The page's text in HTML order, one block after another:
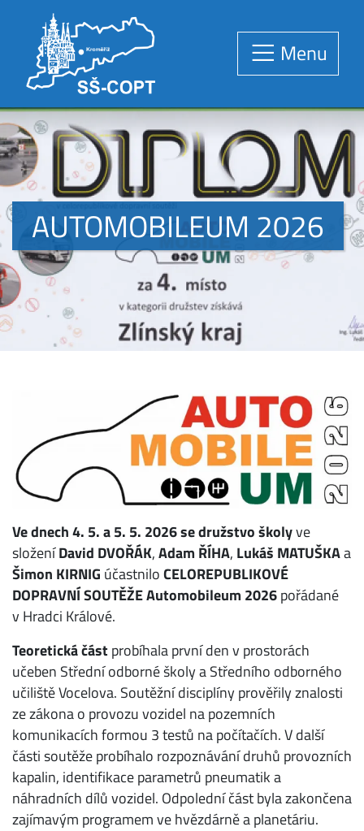
Menu
AUTOMOBILEUM 2026
Ve dnech 4. 5. a 5. 5. 2026 se družstvo školyve
složeníDavid DVOŘÁK,Adam ŘÍHA, Lukáš MATUŠKAa
Šimon KIRNIG účastniloCELOREPUBLIKOVÉ
DOPRAVNÍ SOUTĚŽE Automobileum 2026pořádané
v Hradci Králové.
Teoretická částprobíhala první den v prostorách
učeben Střední odborné školy a Středního odborného
učiliště Vocelova. Soutěžní disciplíny prověřily znalosti
ze zákona o provozu vozidel na pozemních
komunikacích formou 3 testů na počítačích. V další
části soutěže probíhalo rozpoznávání druhů provozních
kapalin, identifikace parametrů pneumatik a
náhradních dílů vozidel. Odpolední část byla zakončena
zajímavým programem ve hvězdárně a planetáriu.